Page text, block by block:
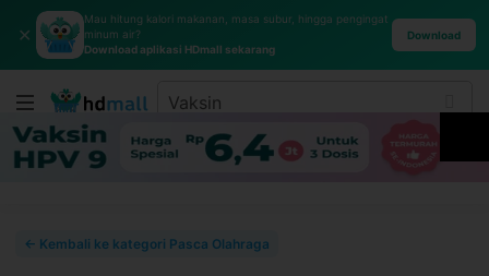
✕
Mau hitung kalori makanan, masa subur, hingga pengingat
minum air?
Download aplikasi HDmall sekarang
Download
← Kembali ke kategori Pasca Olahraga